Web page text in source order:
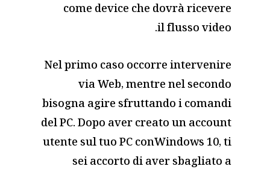
come device che dovrà ricevere
il flusso video.
Nel primo caso occorre intervenire
via Web, mentre nel secondo
bisogna agire sfruttando i comandi
del PC. Dopo aver creato un account
utente sul tuo PC conWindows 10, ti
sei accorto di aver sbagliato a